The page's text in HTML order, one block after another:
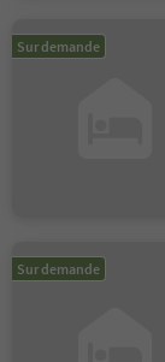
Sur demande
Sur demande